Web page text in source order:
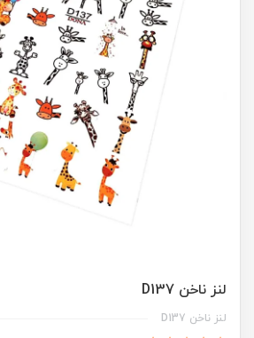
لنز ناخن D137
لنز ناخن D137